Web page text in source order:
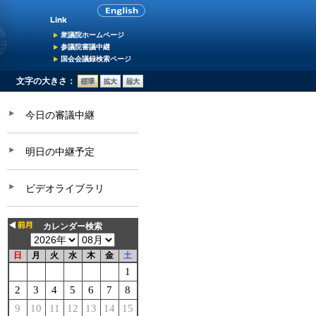
衆議院ホームページ
参議院審議中継
国会会議録検索ページ
文字の大きさ：
今日の審議中継
明日の中継予定
ビデオライブラリ
カレンダー検索
日 月 火 水 木 金 土
1
2
3 4 5 6 7
8
9
10 11 12 13 14
15